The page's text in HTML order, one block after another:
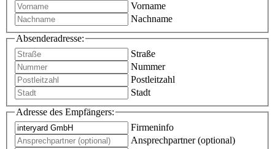
Vorname
Nachname
Absenderadresse:
Straße
Nummer
Postleitzahl
Stadt
Adresse des Empfängers:
Firmeninfo
Ansprechpartner (optional)